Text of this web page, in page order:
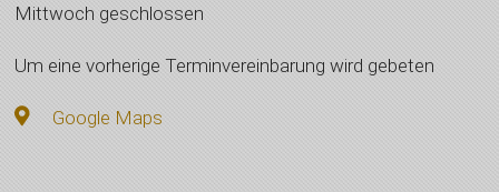
Mittwoch geschlossen
Um eine vorherige Terminvereinbarung wird gebeten
Google Maps